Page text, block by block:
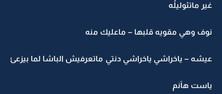
غير ماتئوليلُه
نوف وهي مقويه قلبها – ماعليك منه
عيشه – ياخراشي ياخراشي دنتي ماتعرفيش الباشا لما بيزعئ
ياست هآنم